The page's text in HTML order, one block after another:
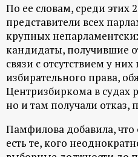
л
По ее словам, среди этих
представители всех
крупных
кандидаты, получившие
связи с отсутствием у них
избирательного права,
Центризбиркома в судах
но и там получали отказ,
Памфилова добавила, что
есть те, кого